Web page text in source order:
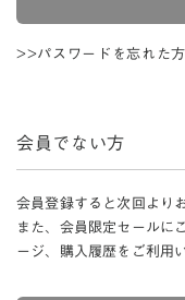
>>パスワードを忘れた
会員でない方
会員登録すると次回より
また、会員限定セールに
ージ、購入履歴をご利用